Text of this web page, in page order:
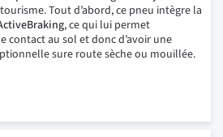
Tout d’abord, ce pneu intègre la
, ce qui lui permet
contact au sol et donc d’avoir une
sure route sèche ou mouillée.